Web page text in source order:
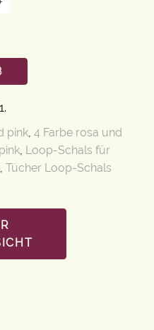
.
pink, 4 Farbe rosa und
, Loop-Schals für
, Tücher Loop-Schals